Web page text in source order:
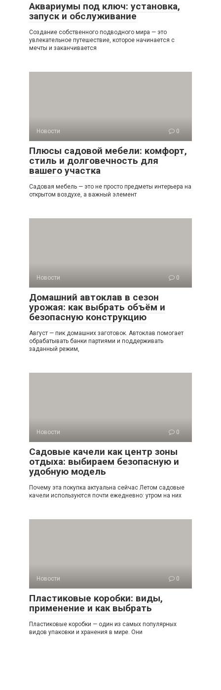
Аквариумы под ключ: установка,
запуск и обслуживание
Создание собственного подводного мира — это
увлекательное путешествие, которое начинается с
мечты и заканчивается
Новости 0
Плюсы садовой мебели: комфорт,
стиль и долговечность для
вашего участка
Садовая мебель — это не просто предметы интерьера на
открытом воздухе, а важный элемент
Новости 0
Домашний автоклав в сезон
урожая: как выбрать объём и
безопасную конструкцию
Август — пик домашних заготовок. Автоклав помогает
обрабатывать банки партиями и поддерживать
заданный режим,
Новости 0
Садовые качели как центр зоны
отдыха: выбираем безопасную и
удобную модель
Почему эта покупка актуальна сейчас Летом садовые
качели используются почти ежедневно: утром на них
Новости 0
Пластиковые коробки: виды,
применение и как выбрать
Пластиковые коробки — один из самых популярных
видов упаковки и хранения в мире. Они